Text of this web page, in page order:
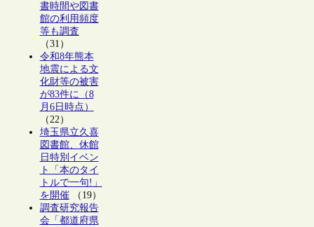
書時間や図書
館の利用頻度
等も調査
（31）
令和8年熊本
地震による文
化財等の被害
が83件に（8
月6日時点）
（22）
埼玉県立久喜
図書館、休館
日特別イベン
ト「本のタイ
トルで一句!」
を開催（19）
調査研究報告
会「都道府県